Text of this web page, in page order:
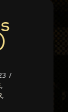
,
,